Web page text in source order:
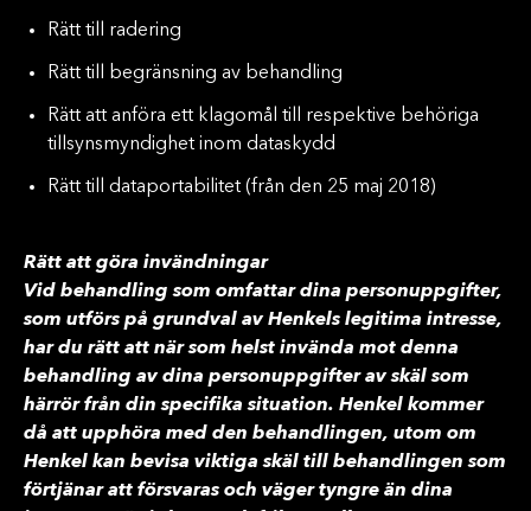
Rätt till radering
Rätt till begränsning av behandling
Rätt att anföra ett klagomål till respektive behöriga
tillsynsmyndighet inom dataskydd
Rätt till dataportabilitet (från den 25 maj 2018)
Rätt att göra invändningar
Vid behandling som omfattar dina personuppgifter,
som utförs på grundval av Henkels legitima intresse,
har du rätt att när som helst invända mot denna
behandling av dina personuppgifter av skäl som
härrör från din specifika situation. Henkel kommer
då att upphöra med den behandlingen, utom om
Henkel kan bevisa viktiga skäl till behandlingen som
förtjänar att försvaras och väger tyngre än dina